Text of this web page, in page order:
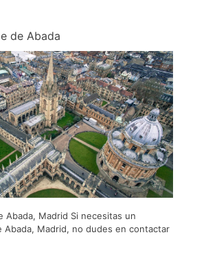
de Abada
Abada, Madrid Si necesitas un
Abada, Madrid, no dudes en contactar